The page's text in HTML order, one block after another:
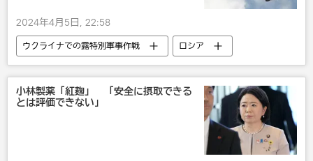
2024年4月5日, 22:58
ウクライナでの露特別軍事作戦
ロシア
ウクライナ
ロシア軍
ロシア国防省
軍事
小林製薬「紅麹」 「安全に摂取できる
とは評価できない」